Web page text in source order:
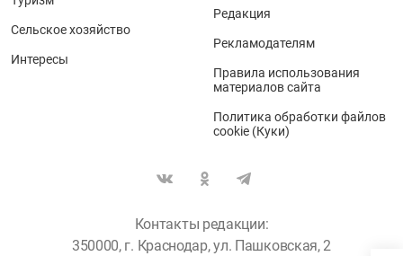
Сельское хозяйство
Интересы
Редакция
Рекламодателям
Правила использования
материалов сайта
Политика обработки файлов
cookie (Куки)
Контакты редакции:
350000, г. Краснодар, ул. Пашковская, 2